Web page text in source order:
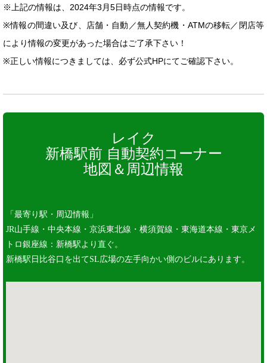
※上記の情報は、2024年3月5日時点の情報です。
※情報の間違い及び、店舗・自動／無人契約機・ATMの移転／閉店等
により情報の変更があった場合はご了承下さい！
※正しい情報につきましては、必ず公式HPにてご確認下さい。
レイク
新橋駅前 自動契約コーナー
地図＆周辺情報
「最寄り駅・周辺情報」
JR山手線・中央本線・京浜東北線・横須賀線・東海道本線・東京メ
トロ銀座線：新橋駅より直ぐ。
新橋駅日比谷口を出てSL広場の左手向かい側のビルにあります。